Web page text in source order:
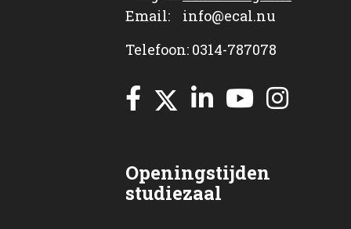
Email: info@ecal.nu
Telefoon: 0314-787078
Openingstijden
studiezaal